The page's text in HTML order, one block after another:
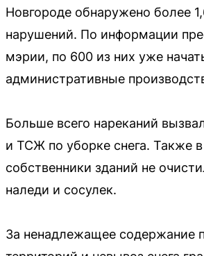
Новгороде обнаружено более
нарушений. По информации
мэрии, по 600 из них уже
административные
Больше всего нареканий
и ТСЖ по уборке снега. Также
собственники зданий не
наледи и сосулек.
За ненадлежащее содержание